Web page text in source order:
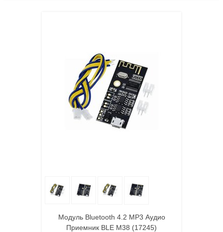
Модуль Bluetooth 4.2 MP3 Аудио
Приемник BLE M38 (17245)